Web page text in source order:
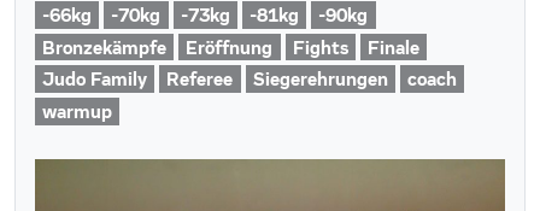
-66kg
-70kg -73kg -81kg
-90kg
Bronzekämpfe
Eröffnung Fights
Finale
Judo Family
Referee Siegerehrungen
coach
warmup